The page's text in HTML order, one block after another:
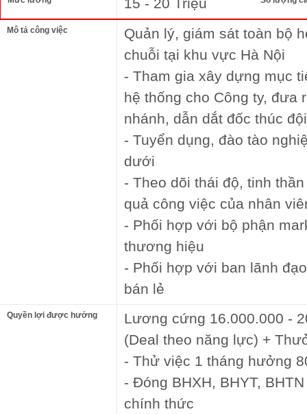
Mô tả công việc
Quản lý, giám sát toàn bộ
chuỗi tại khu vực Hà Nội
- Tham gia xây dựng mục
hệ thống cho Công ty, đưa
nhánh, dẫn dắt đốc thúc
- Tuyển dụng, đào tào
dưới
- Theo dõi thái độ, tinh
quả công việc của nhân
- Phối hợp với bộ phận
thương hiệu
- Phối hợp với ban lãnh
bán lẻ
Quyền lợi được hưởng
Lương cứng 16.000.000 -
(Deal theo năng lực) +
- Thử việc 1 tháng hưởng
- Đóng BHXH, BHYT,
chính thức